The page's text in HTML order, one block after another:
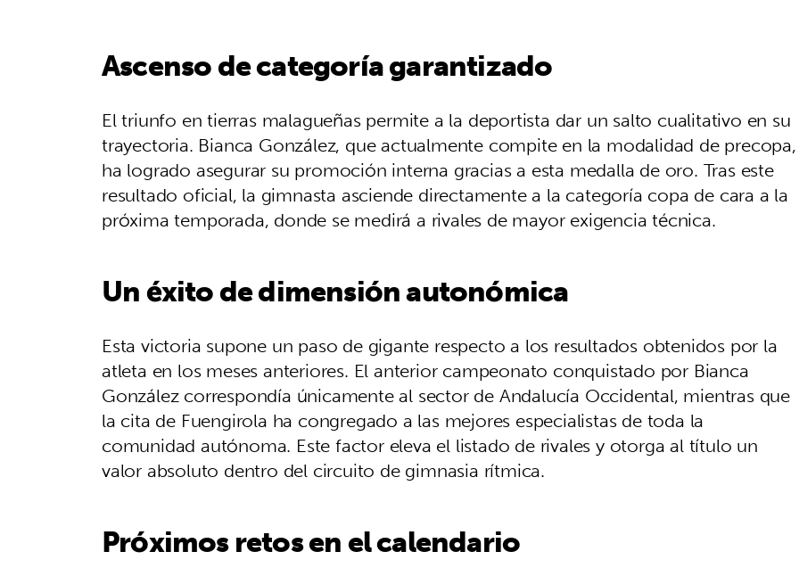
Ascenso de categoría garantizado
El triunfo en tierras malagueñas permite a la deportista dar un salto cualitativo en su
trayectoria. Bianca González, que actualmente compite en la modalidad de precopa,
ha logrado asegurar su promoción interna gracias a esta medalla de oro. Tras este
resultado oficial, la gimnasta asciende directamente a la categoría copa de cara a la
próxima temporada, donde se medirá a rivales de mayor exigencia técnica.
Un éxito de dimensión autonómica
Esta victoria supone un paso de gigante respecto a los resultados obtenidos por la
atleta en los meses anteriores. El anterior campeonato conquistado por Bianca
González correspondía únicamente al sector de Andalucía Occidental, mientras que
la cita de Fuengirola ha congregado a las mejores especialistas de toda la
comunidad autónoma. Este factor eleva el listado de rivales y otorga al título un
valor absoluto dentro del circuito de gimnasia rítmica.
Próximos retos en el calendario